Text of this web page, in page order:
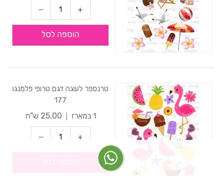
הוספה לסל
טרנספר לעוגה דגם טרופי פלמנגו
177
1 במארז
25.00 ש"ח